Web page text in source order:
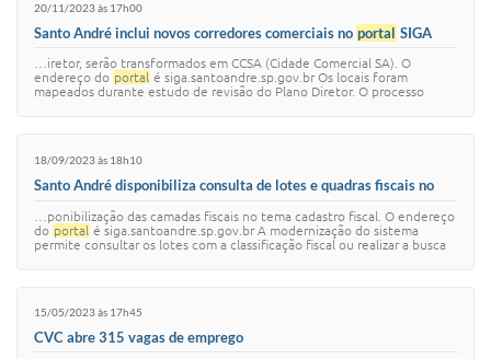
20/11/2023 às 17h00
Santo André inclui novos corredores comerciais no portal SIGA
…iretor, serão transformados em CCSA (Cidade Comercial SA). O
endereço do portal é siga.santoandre.sp.gov.br Os locais foram
mapeados durante estudo de revisão do Plano Diretor. O processo
18/09/2023 às 18h10
Santo André disponibiliza consulta de lotes e quadras fiscais no
…ponibilização das camadas fiscais no tema cadastro fiscal. O endereço
do portal é siga.santoandre.sp.gov.br A modernização do sistema
permite consultar os lotes com a classificação fiscal ou realizar a busca
15/05/2023 às 17h45
CVC abre 315 vagas de emprego